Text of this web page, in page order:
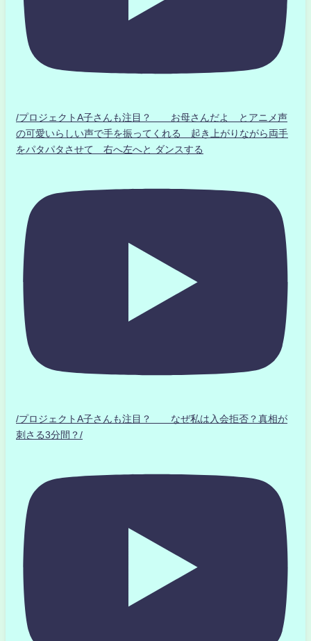
/プロジェクトA子さんも注目？ お母さんだよ とアニメ声
の可愛いらしい声で手を振ってくれる 起き上がりながら両手
をパタパタさせて 右へ左へと ダンスする
/プロジェクトA子さんも注目？ なぜ私は入会拒否？真相が
刺さる3分間？/